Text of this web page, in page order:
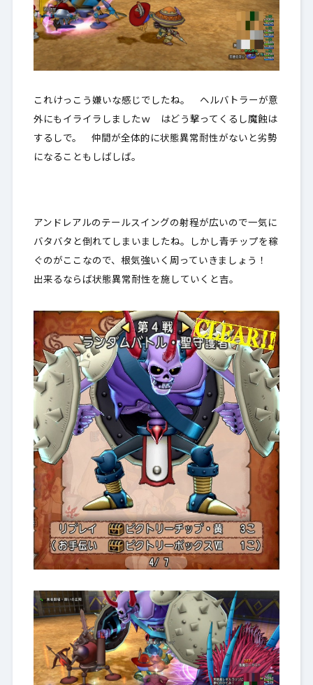
これけっこう嫌いな感じでしたね。 ヘルバトラーが意
外にもイライラしましたｗ はどう撃ってくるし魔蝕は
するしで。 仲間が全体的に状態異常耐性がないと劣勢
になることもしばしば。
アンドレアルのテールスイングの射程が広いので一気に
バタバタと倒れてしまいましたね。しかし青チップを稼
ぐのがここなので、根気強いく周っていきましょう！
出来るならば状態異常耐性を施していくと吉。